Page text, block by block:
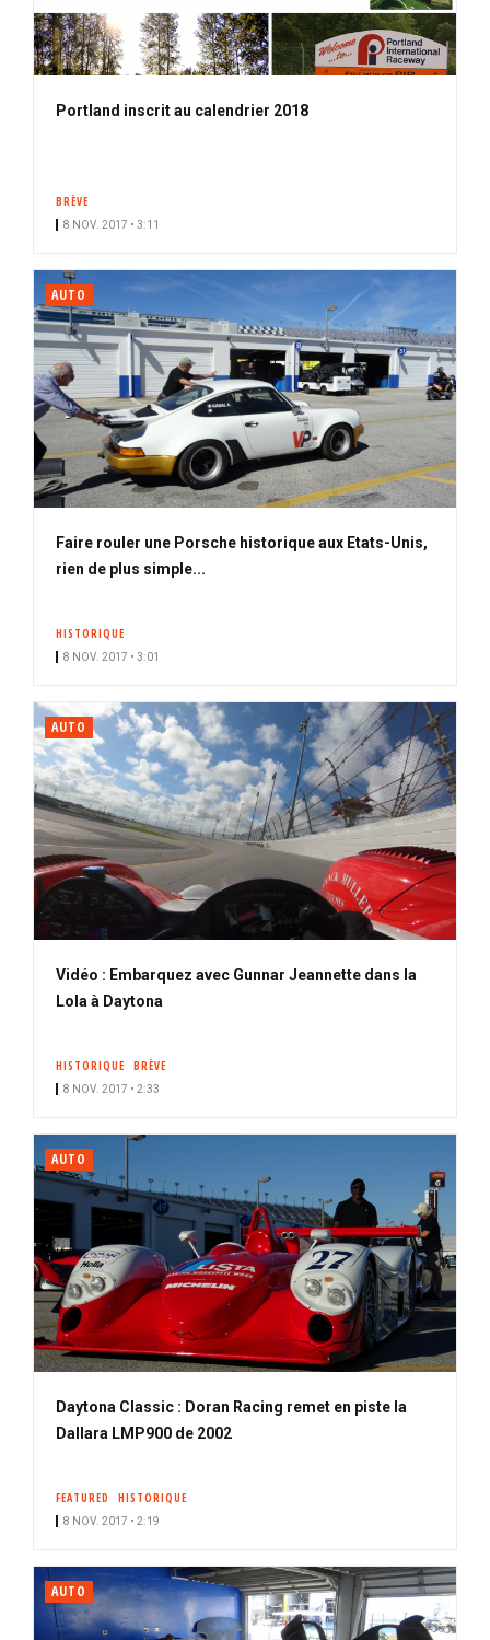
Portland inscrit au calendrier 2018
BRÈVE
8 NOV. 2017 • 3:11
AUTO
Faire rouler une Porsche historique aux Etats-Unis,
rien de plus simple...
HISTORIQUE
8 NOV. 2017 • 3:01
AUTO
Vidéo : Embarquez avec Gunnar Jeannette dans la
Lola à Daytona
HISTORIQUE BRÈVE
8 NOV. 2017 • 2:33
AUTO
Daytona Classic : Doran Racing remet en piste la
Dallara LMP900 de 2002
FEATURED HISTORIQUE
8 NOV. 2017 • 2:19
AUTO